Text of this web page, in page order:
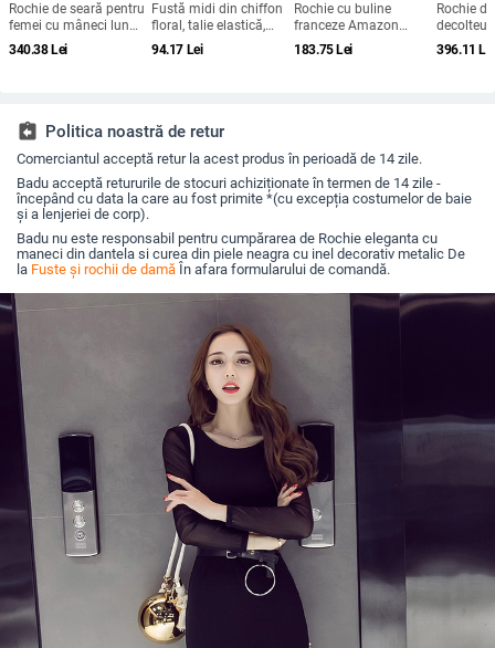
Rochie de seară pentru
femei cu mâneci lungi,
talie înaltă, fustă
lungă, țesătură spray
340.38Lei
Fustă midi din chiffon
floral, talie elastică,
croială A-line, plus
size, siluetă drapată
94.17 Lei
Rochie cu buline
franceze Amazon
2025 de vară retro cu
temperament nou,
183.75Lei
Rochie
decolteu
mâneci
appliqué
396.11 Lei
assignment_return Politica noastră de retur
Comerciantul acceptă retur la acest produs în perioadă de 14 zile.
Badu acceptă retururile de stocuri achiziționate în termen de 14 zile -
începând cu data la care au fost primite *(cu excepția costumelor de baie
și a lenjeriei de corp).
Badu nu este responsabil pentru cumpărarea de Rochie eleganta cu
maneci din dantela si curea din piele neagra cu inel decorativ metalic De
la Fuste și rochii de damă În afara formularului de comandă.